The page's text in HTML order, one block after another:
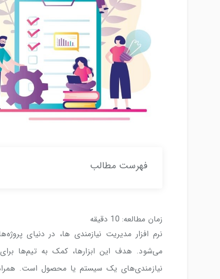
فهرست مطالب
زمان مطالعه: 10 دقیقه
نرم افزار مدیریت نیازمندی‌ ها، در دنیای
می‌شود. هدف این ابزارها، کمک به تیم‌ها
نیازمندی‌های یک سیستم یا محصول است. همراه